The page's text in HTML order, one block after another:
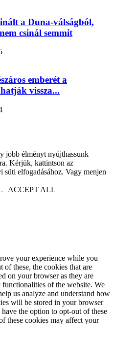
a Duna-válságból,
csinál semmit
emberét a
vissza...
jobb élményt nyújthassunk
Kérjük, kattintson az
elfogadásához. Vagy menjen
ACCEPT ALL
your experience while you
of these, the cookies that are
on your browser as they are
of the website. We
us analyze and understand how
will be stored in your browser
the option to opt-out of these
these cookies may affect your